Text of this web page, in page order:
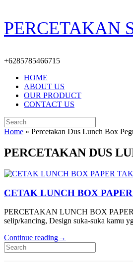
Skip
to
content
PERCETAKAN
+6285785466715
HOME
ABOUT US
OUR PRODUCT
CONTACT US
Search
for:
Home » Percetakan Dus Lunch Box
PERCETAKAN DUS
CETAK LUNCH BOX
PERCETAKAN LUNCH BOX PAPER
selip/kancing, Design suka-suka kamu
Continue reading→
Search
for: